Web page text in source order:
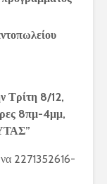
Τρίτη 8/12,
8πμ-4μμ,
2271352616-